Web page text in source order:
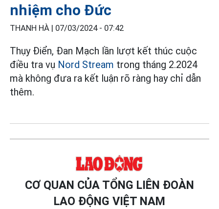
nhiệm cho Đức
THANH HÀ | 07/03/2024 - 07:42
Thụy Điển, Đan Mạch lần lượt kết thúc cuộc
điều tra vụ Nord Stream trong tháng 2.2024
mà không đưa ra kết luận rõ ràng hay chỉ dẫn
thêm.
CƠ QUAN CỦA TỔNG LIÊN ĐOÀN
LAO ĐỘNG VIỆT NAM